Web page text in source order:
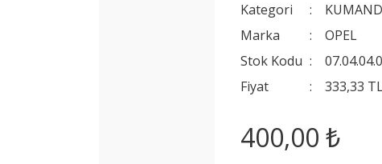
Kategori
Marka
OPEL
Stok Kodu
Fiyat
333,33
400,00 ₺